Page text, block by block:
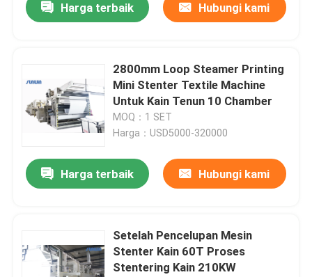
Harga terbaik Hubungi kami
2800mm Loop Steamer Printing
Mini Stenter Textile Machine
Untuk Kain Tenun 10 Chamber
MOQ：1 SET
Harga：USD5000-320000
Harga terbaik Hubungi kami
Setelah Pencelupan Mesin
Stenter Kain 60T Proses
Stentering Kain 210KW